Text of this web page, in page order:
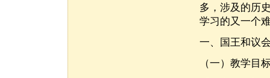
多，涉及的历
学习的又一个
一、国王和议
（一）教学目